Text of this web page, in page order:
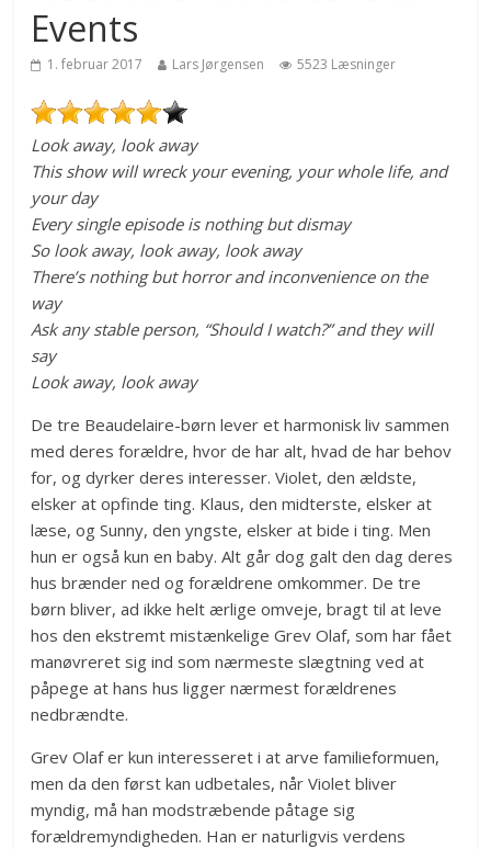
Events
1. februar 2017 Lars Jørgensen 5523 Læsninger
Look away, look away
This show will wreck your evening, your whole life, and
your day
Every single episode is nothing but dismay
So look away, look away, look away
There’s nothing but horror and inconvenience on the
way
Ask any stable person, “Should I watch?” and they will
say
Look away, look away
De tre Beaudelaire-børn lever et harmonisk liv sammen
med deres forældre, hvor de har alt, hvad de har behov
for, og dyrker deres interesser. Violet, den ældste,
elsker at opfinde ting. Klaus, den midterste, elsker at
læse, og Sunny, den yngste, elsker at bide i ting. Men
hun er også kun en baby. Alt går dog galt den dag deres
hus brænder ned og forældrene omkommer. De tre
børn bliver, ad ikke helt ærlige omveje, bragt til at leve
hos den ekstremt mistænkelige Grev Olaf, som har fået
manøvreret sig ind som nærmeste slægtning ved at
påpege at hans hus ligger nærmest forældrenes
nedbrændte.
Grev Olaf er kun interesseret i at arve familieformuen,
men da den først kan udbetales, når Violet bliver
myndig, må han modstræbende påtage sig
forældremyndigheden. Han er naturligvis verdens